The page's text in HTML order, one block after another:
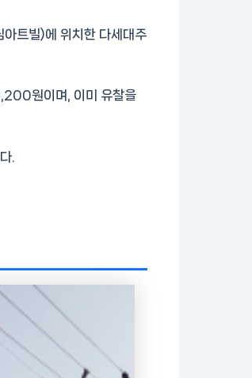
트빌)에 위치한 다세대주
원이며, 이미 유찰을
.